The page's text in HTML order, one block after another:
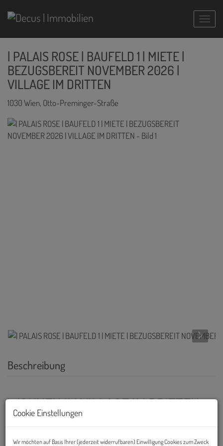
| PALAIS ROSE | BAUFELD 1 | MIETE |
BEZUGSBEREIT NOVEMBER 2026 |
VILLAGE IM DRITTEN
1030 Wien, Otto-Preminger-Straße
Beschreibung
WOHNEN IM VILLAGE IM DRITTEN
Cookie Einstellungen
Wir möchten auf Basis Ihrer (jederzeit widerrufbaren) Einwilligung Cookies zum Zweck